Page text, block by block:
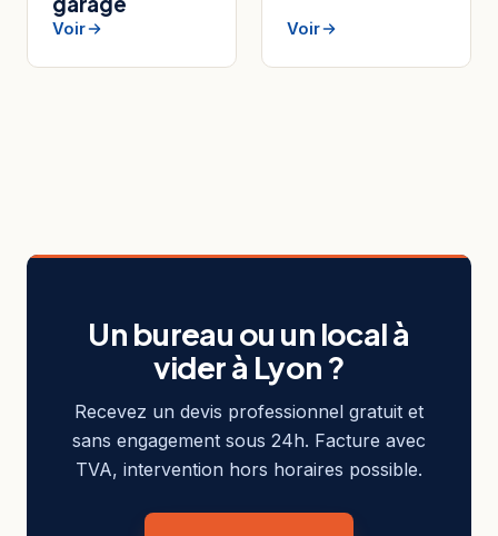
Voir Voir
Un bureau ou un local à
vider à Lyon ?
Recevez un devis professionnel gratuit et
sans engagement sous 24h. Facture avec
TVA, intervention hors horaires possible.